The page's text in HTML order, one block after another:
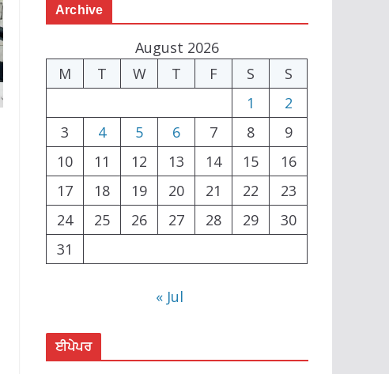
Archive
August 2026
M
T W T F S
S
1
2
3
4 5 6 7 8
9
10
11 12 13 14 15
16
17
18 19 20 21 22
23
24
25 26 27 28 29
30
31
« Jul
ਈਪੇਪਰ